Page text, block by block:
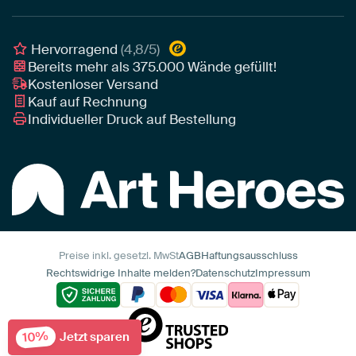
Art Heroes App
Hervorragend(4,8/5)
Bereits mehr als375.000Wände gefüllt!
Kostenloser Versand
Kauf auf Rechnung
Individueller Druck auf Bestellung
Preise inkl. gesetzl. MwStAGBHaftungsausschluss
Rechtswidrige Inhalte melden?DatenschutzImpressum
10% Jetzt sparen